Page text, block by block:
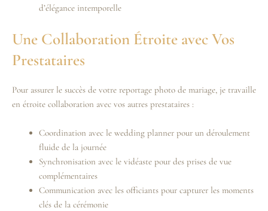
d’élégance intemporelle
Une Collaboration Étroite avec Vos
Prestataires
Pour assurer le succès de votre reportage photo de mariage, je travaille
en étroite collaboration avec vos autres prestataires :
Coordination avec le wedding planner pour un déroulement
fluide de la journée
Synchronisation avec le vidéaste pour des prises de vue
complémentaires
Communication avec les officiants pour capturer les moments
clés de la cérémonie